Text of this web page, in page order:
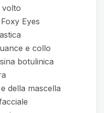
volto
Eyes
e collo
botulinica
della mascella